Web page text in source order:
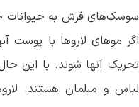
سوسک‌های فرش به حیوانات
اگر موهای لاروها با پوست
تحریک آنها شوند. با این
لباس و مبلمان هستند.